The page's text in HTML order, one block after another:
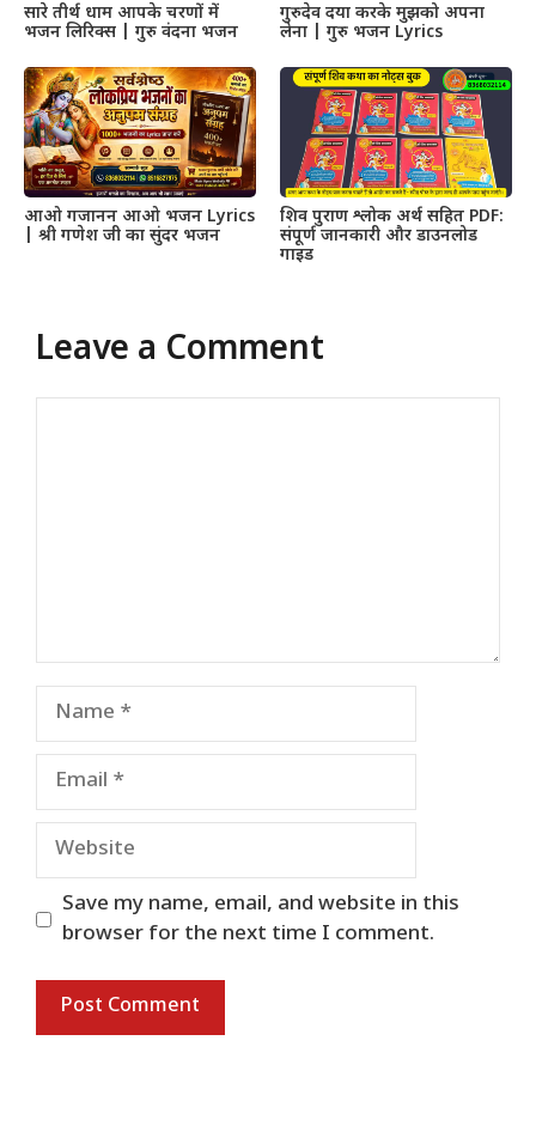
सारे तीर्थ धाम आपके चरणों में
भजन लिरिक्स | गुरु वंदना भजन
गुरुदेव दया करके मुझको अपना
लेना | गुरु भजन Lyrics
आओ गजानन आओ भजन Lyrics
| श्री गणेश जी का सुंदर भजन
शिव पुराण श्लोक अर्थ सहित PDF:
संपूर्ण जानकारी और डाउनलोड
गाइड
Leave a Comment
Name
Email
Website
Save my name, email, and website in this
browser for the next time I comment.